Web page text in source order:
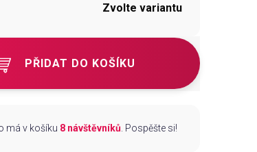
Zvolte variantu
PŘIDAT DO KOŠÍKU
má v košíku 8 návštěvníků. Pospěšte si!